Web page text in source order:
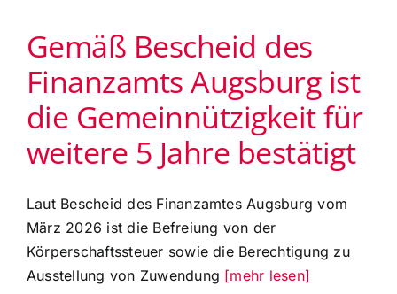
für
das
2025
am
Montag,
11.
Gemäß Bescheid des
Finanzamts Augsburg ist
die Gemeinnützigkeit für
weitere 5 Jahre bestätigt
Laut Bescheid des Finanzamtes Augsburg vom
März 2026 ist die Befreiung von der
Körperschaftssteuer sowie die Berechtigung zu
Ausstellung von Zuwendung [mehr lesen]